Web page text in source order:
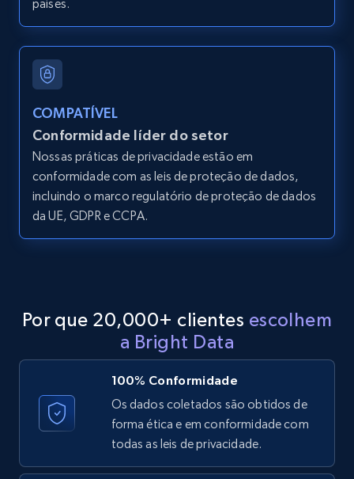
URL, ID, User id, Use url, Title, Headline, Post
11.3K+
LinkedIn posts - Discover new posts
company URL
URL, ID, User id, Use url, Title, Headline, Post
text, Date posted, and more.
X (formerly Twitter) - Posts
posted, Photos, URL, Quoted post, and more.
10.3K+ 1.2K+ Comece grátis
países.
COMPATÍVEL
Conformidade líder do setor
Nossas práticas de privacidade estão em
conformidade com as leis de proteção de dados,
incluindo o marco regulatório de proteção de dados
da UE, GDPR e CCPA.
Por que 20,000+ clientes escolhem
a Bright Data
100% Conformidade
Os dados coletados são obtidos de
forma ética e em conformidade com
todas as leis de privacidade.